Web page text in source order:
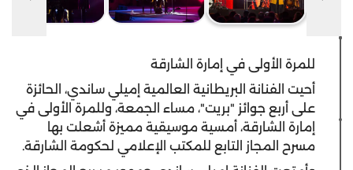
للمرة الأولى في إمارة الشارقة
أحيت الفنانة البريطانية العالمية إميلي ساندي، الحائزة
على أربع جوائز "بريت"، مساء الجمعة، وللمرة الأولى في
إمارة الشارقة، أمسية موسيقية مميزة أشعلت بها
مسرح المجاز التابع للمكتب الإعلامي لحكومة الشارقة.